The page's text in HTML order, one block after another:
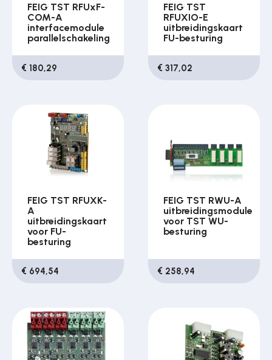
FEIG TST RFUxF-
COM-A
interfacemodule
parallelschakeling
€ 180,29
FEIG TST
RFUXIO-E
uitbreidingskaart
FU-besturing
€ 317,02
FEIG TST RFUXK-
A
uitbreidingskaart
voor FU-
besturing
€ 694,54
FEIG TST RWU-A
uitbreidingsmodule
voor TST WU-
besturing
€ 258,94